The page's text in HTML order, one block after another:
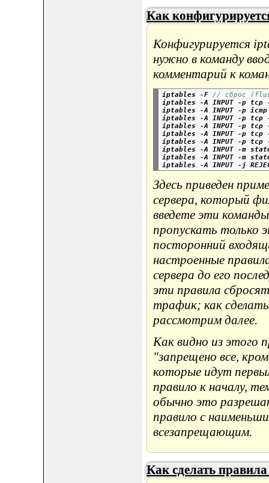
Как
Конфигурируется
нужно в команду
комментарий к
iptables -F
// сброс
iptables -A INPUT -p tcp
iptables -A INPUT -p
iptables -A INPUT -p tcp
iptables -A INPUT -p tcp
iptables -A INPUT -p tcp
iptables -A INPUT -p tcp
iptables -A INPUT -m
iptables -A INPUT -m
iptables -A INPUT - j
Здесь приведен
сервера, который
введете эти
пропускать только
посторонний
настроенные
сервера до его
эти правила
трафик; как
рассмотрим далее.
Как видно из этого
"запрещено все,
которые идут
правило к началу,
обычно это
правило с
всезапрещающим.
Как сделать